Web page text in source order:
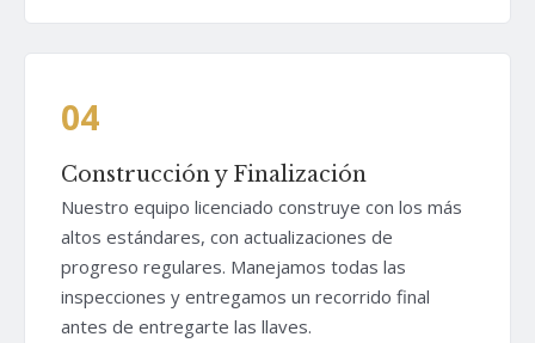
04
Construcción y Finalización
Nuestro equipo licenciado construye con los más
altos estándares, con actualizaciones de
progreso regulares. Manejamos todas las
inspecciones y entregamos un recorrido final
antes de entregarte las llaves.